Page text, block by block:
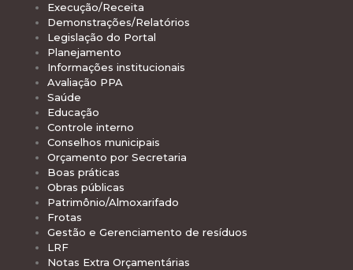
Execução/Receita
Demonstrações/Relatórios
Legislação do Portal
Planejamento
Informações institucionais
Avaliação PPA
Saúde
Educação
Controle interno
Conselhos municipais
Orçamento por Secretaria
Boas práticas
Obras públicas
Patrimônio/Almoxarifado
Frotas
Gestão e Gerenciamento de resíduos
LRF
Notas Extra Orçamentárias